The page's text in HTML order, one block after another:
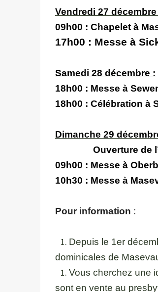
Vendredi 27 décembre
09h00 : Chapelet à
17h00 : Messe à
Samedi 28 décembre :
18h00 : Messe à
18h00 : Célébration à
Dimanche 29
Ouverture de
09h00 : Messe à
10h30 : Messe à
Pour information :
Depuis le 1er
dominicales de
Vous cherchez une
sont en vente au